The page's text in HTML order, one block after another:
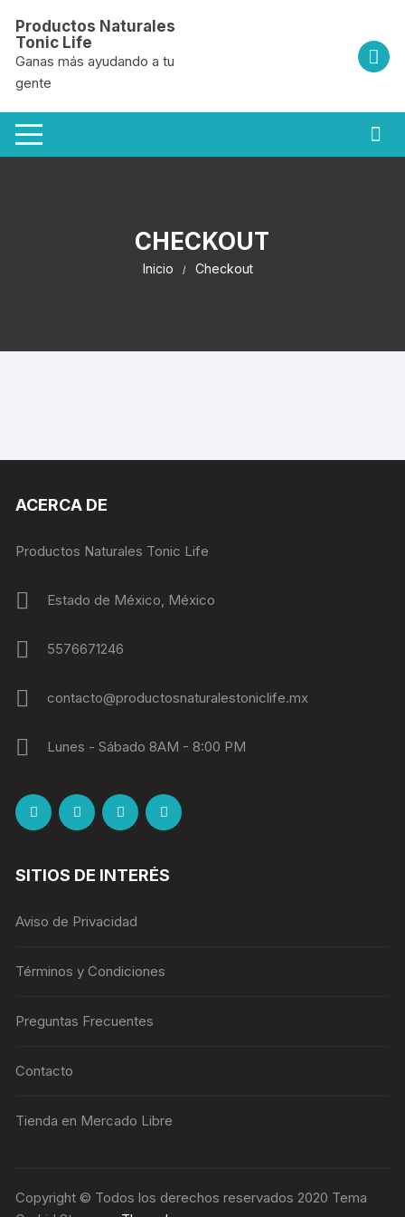
contenido
Productos Naturales
Tonic Life
Ganas más ayudando a tu
gente
CHECKOUT
Inicio Checkout
ACERCA DE
Productos Naturales Tonic Life
Estado de México, México
5576671246
contacto@productosnaturalestoniclife.mx
Lunes - Sábado 8AM - 8:00 PM
SITIOS DE INTERÉS
Aviso de Privacidad
Términos y Condiciones
Preguntas Frecuentes
Contacto
Tienda en Mercado Libre
Copyright © Todos los derechos reservados 2020 Tema